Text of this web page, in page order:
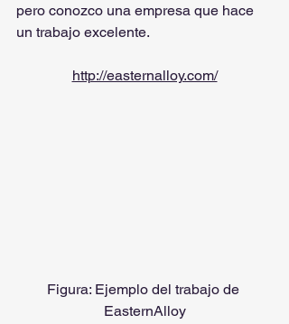
pero conozco una empresa que hace
un trabajo excelente.
http://easternalloy.com/
Figura: Ejemplo del trabajo de
EasternAlloy